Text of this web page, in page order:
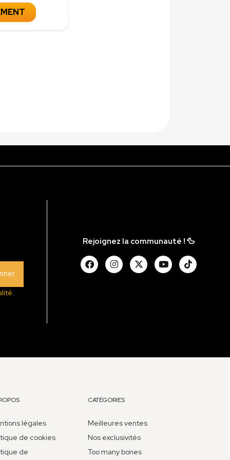
.
Rejoignez la communauté ! 🦆
légales
de cookies
de
CATÉGORIES
Meilleures ventes
Nos exclusivités
Too many bones